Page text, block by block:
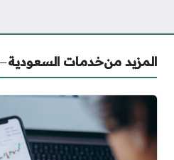
المزيد منخدمات السعودية